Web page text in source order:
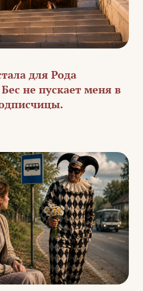
для Рода
не пускает меня в